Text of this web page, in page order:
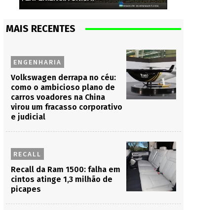
MAIS RECENTES
ENGENHARIA
Volkswagen derrapa no céu:
como o ambicioso plano de
carros voadores na China
virou um fracasso corporativo
e judicial
RECALL
Recall da Ram 1500: falha em
cintos atinge 1,3 milhão de
picapes